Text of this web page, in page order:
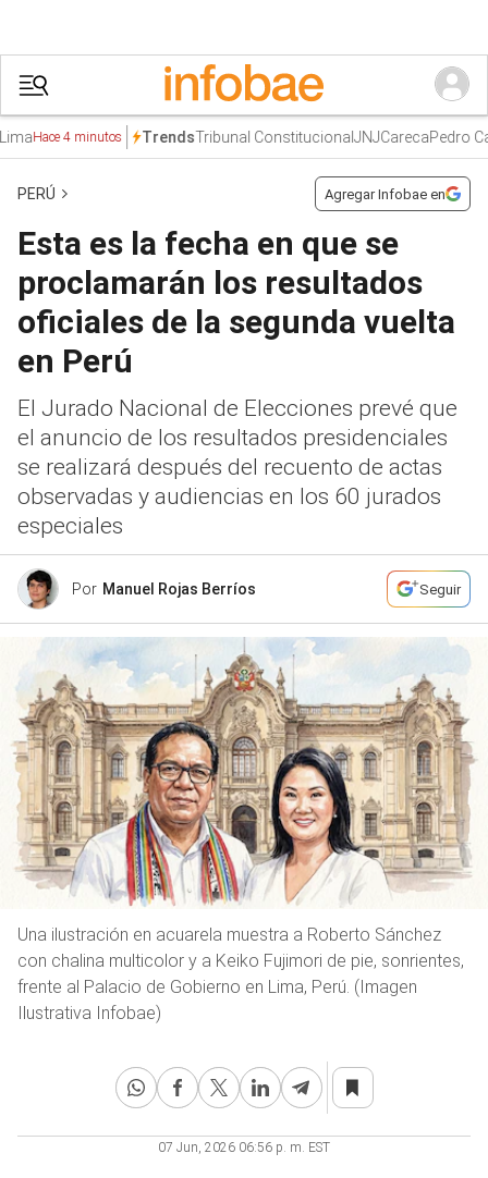
Hace 4 minutos TrendsTribunal ConstitucionalJNJCarecaPedro
PERÚ Agregar Infobae en
Esta es la fecha en que se
proclamarán los resultados
oficiales de la segunda vuelta
en Perú
El Jurado Nacional de Elecciones prevé que
el anuncio de los resultados presidenciales
se realizará después del recuento de actas
observadas y audiencias en los 60 jurados
especiales
Por Manuel Rojas Berríos Seguir
Una ilustración en acuarela muestra a Roberto Sánchez
con chalina multicolor y a Keiko Fujimori de pie, sonrientes,
frente al Palacio de Gobierno en Lima, Perú. (Imagen
Ilustrativa Infobae)
07 Jun, 2026 06:56 p. m. EST